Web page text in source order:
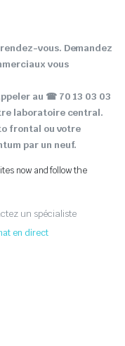
vous. Demandez
vous
au ☎ 70 13 03 03
laboratoire central.
frontal ou votre
par un neuf.
now and follow the
un spécialiste
en direct